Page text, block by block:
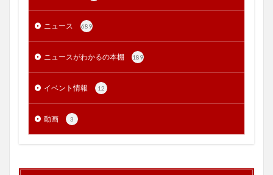
ニュース 689
ニュースがわかるの本棚 189
イベント情報 12
動画 3